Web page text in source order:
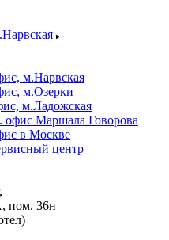
м.Нарвская
м.Озерки
м.Ладожская
офис Маршала Говорова
в Москве
центр
пом. 36н